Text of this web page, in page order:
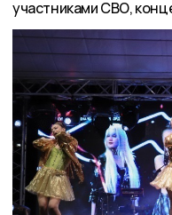
участниками СВО,